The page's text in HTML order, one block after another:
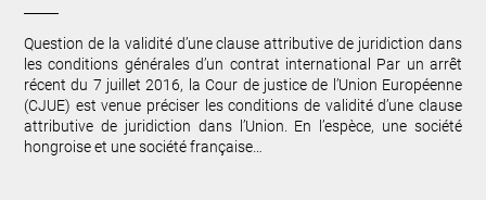
Question de la validité d’une clause attributive de juridiction dans
les conditions générales d’un contrat international Par un arrêt
récent du 7 juillet 2016, la Cour de justice de l’Union Européenne
(CJUE) est venue préciser les conditions de validité d’une clause
attributive de juridiction dans l’Union. En l’espèce, une société
hongroise et une société française…